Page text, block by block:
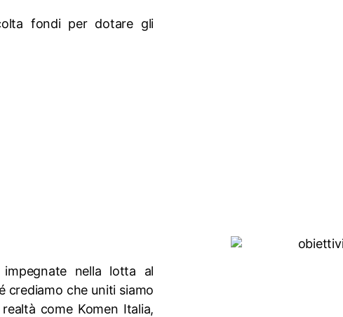
fondi per dotare gli
nella lotta al
crediamo che uniti siamo
come Komen Italia,